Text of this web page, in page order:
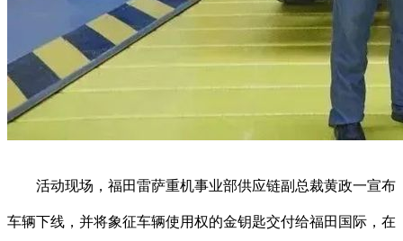
活动现场，福田雷萨重机事业部供应链副总裁黄政一宣布
车辆下线，并将象征车辆使用权的金钥匙交付给福田国际，在